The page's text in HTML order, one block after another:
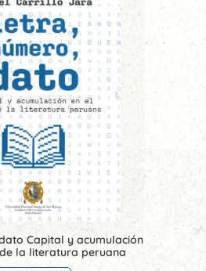
Capital y acumulación
la literatura peruana